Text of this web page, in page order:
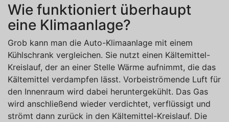
Wie funktioniert überhaupt
eine Klimaanlage?
Grob kann man die Auto-Klimaanlage mit einem
Kühlschrank vergleichen. Sie nutzt einen Kältemittel-
Kreislauf, der an einer Stelle Wärme aufnimmt, die das
Kältemittel verdampfen lässt. Vorbeiströmende Luft für
den Innenraum wird dabei heruntergekühlt. Das Gas
wird anschließend wieder verdichtet, verflüssigt und
strömt dann zurück in den Kältemittel-Kreislauf. Die